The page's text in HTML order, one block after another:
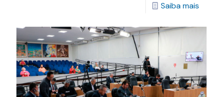
Saiba mais